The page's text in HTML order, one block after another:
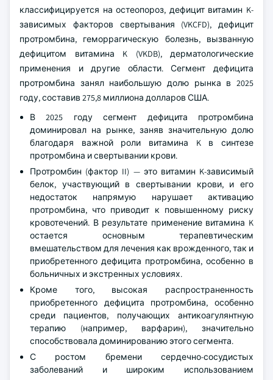
классифицируется на остеопороз, дефицит витамин K-
зависимых факторов свертывания (VKCFD), дефицит
протромбина, геморрагическую болезнь, вызванную
дефицитом витамина K (VKDB), дерматологические
применения и другие области. Сегмент дефицита
протромбина занял наибольшую долю рынка в 2025
году, составив 275,8 миллиона долларов США.
В 2025 году сегмент дефицита протромбина
доминировал на рынке, заняв значительную долю
благодаря важной роли витамина K в синтезе
протромбина и свертывании крови.
Протромбин (фактор II) — это витамин K-зависимый
белок, участвующий в свертывании крови, и его
недостаток напрямую нарушает активацию
протромбина, что приводит к повышенному риску
кровотечений. В результате применение витамина K
остается основным терапевтическим
вмешательством для лечения как врожденного, так и
приобретенного дефицита протромбина, особенно в
больничных и экстренных условиях.
Кроме того, высокая распространенность
приобретенного дефицита протромбина, особенно
среди пациентов, получающих антикоагулянтную
терапию (например, варфарин), значительно
способствовала доминированию этого сегмента.
С ростом бремени сердечно-сосудистых
заболеваний и широким использованием